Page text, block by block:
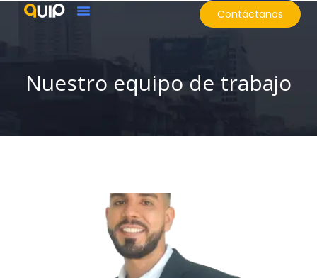
Contáctanos
Nuestro equipo de trabajo